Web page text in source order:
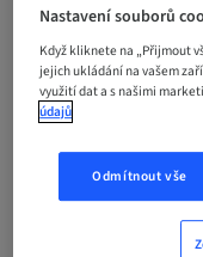
0.00 Body
Theoretical
Nastavení souborů
Když kliknete na „Přijmout
jejich ukládání na vašem
využití dat a s našimi
údajů
Odmítnout vše